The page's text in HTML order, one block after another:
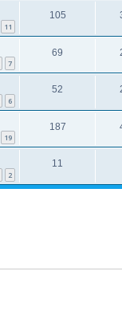
11
105
7
69
6
52
19
187
2
11